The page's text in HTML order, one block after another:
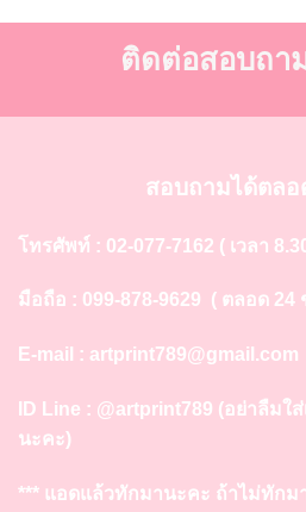
ติดต่อสอบถา
สอบถามได้ตลอ
โทรศัพท์ : 02-077-7162 ( เวลา
มือถือ : 099-878-9629 ( ตลอด 24
E-mail : artprint789@gmail.com
ID Line : @artprint789 (อย่าลืมใ
นะคะ)
*** แอดแล้วทักมานะคะ ถ้าไม่ทักม